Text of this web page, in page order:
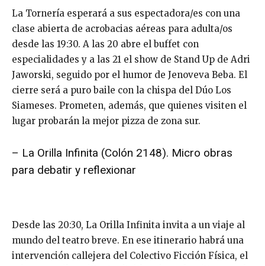
La Tornería esperará a sus espectadora/es con una
clase abierta de acrobacias aéreas para adulta/os
desde las 19:30. A las 20 abre el buffet con
especialidades y a las 21 el show de Stand Up de Adri
Jaworski, seguido por el humor de Jenoveva Beba. El
cierre será a puro baile con la chispa del Dúo Los
Siameses. Prometen, además, que quienes visiten el
lugar probarán la mejor pizza de zona sur.
– La Orilla Infinita (Colón 2148). Micro obras
para debatir y reflexionar
Desde las 20:30, La Orilla Infinita invita a un viaje al
mundo del teatro breve. En ese itinerario habrá una
intervención callejera del Colectivo Ficción Física, el